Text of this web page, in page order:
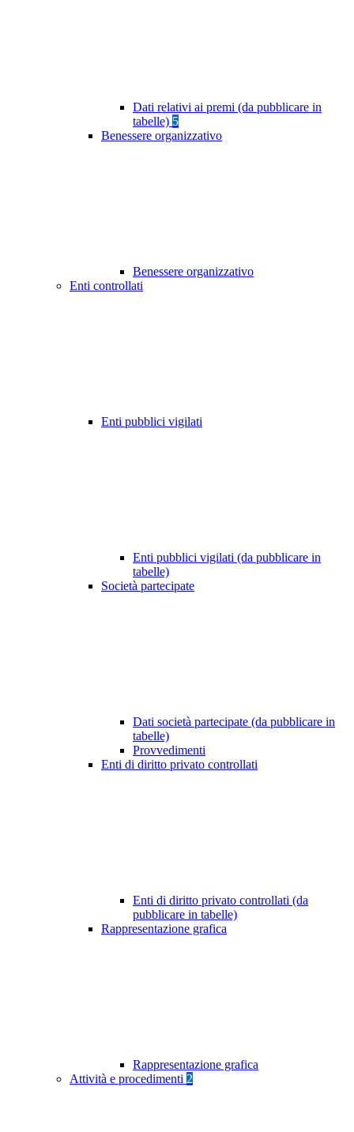
Dati relativi ai premi (da pubblicare in
tabelle) 5
Benessere organizzativo
Benessere organizzativo
Enti controllati
Enti pubblici vigilati
Enti pubblici vigilati (da pubblicare in
tabelle)
Società partecipate
Dati società partecipate (da pubblicare in
tabelle)
Provvedimenti
Enti di diritto privato controllati
Enti di diritto privato controllati (da
pubblicare in tabelle)
Rappresentazione grafica
Rappresentazione grafica
Attività e procedimenti 2